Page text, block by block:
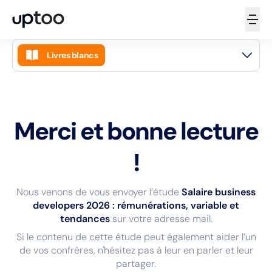
Livres blancs
Articles
Vidéos
Newsletters
Masterclass
Merci et bonne lecture
!
Nous venons de vous envoyer l’étudeSalaire business
developers 2026 : rémunérations, variable et
tendancessur votre adresse mail.
Si le contenu de cette étude peut également aider l’un
de vos confrères, n'hésitez pas à leur en parler et leur
partager.